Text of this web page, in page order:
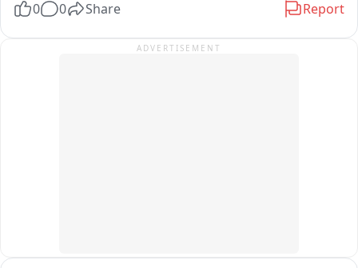
महिलाओं को आर्थिक रूप से सशक्त बनाने और उन्हें स्वावलंबी बनाने की
झंडे की ऊंचाई 12 इंच और लंबाई 18 इंच रखी गई है। सिलाई का काम पूरा
0 0 Share Report
ADVERTISEMENT